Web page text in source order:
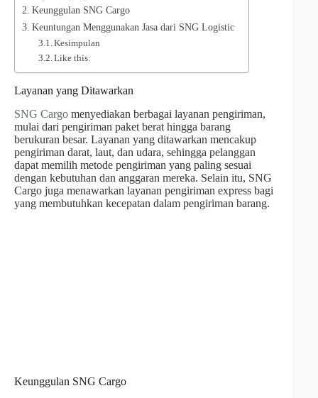
Keunggulan SNG Cargo
Keuntungan Menggunakan Jasa dari SNG Logistic
Kesimpulan
Like this:
Layanan yang Ditawarkan
SNG Cargo menyediakan berbagai layanan pengiriman,
mulai dari pengiriman paket berat hingga barang
berukuran besar. Layanan yang ditawarkan mencakup
pengiriman darat, laut, dan udara, sehingga pelanggan
dapat memilih metode pengiriman yang paling sesuai
dengan kebutuhan dan anggaran mereka. Selain itu, SNG
Cargo juga menawarkan layanan pengiriman express bagi
yang membutuhkan kecepatan dalam pengiriman barang.
Keunggulan SNG Cargo